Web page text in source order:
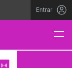
Entrar